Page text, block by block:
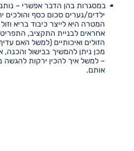
במסגרות בהן הדבר אפשרי –
ילדים/נערים סכום כסף והולכים
המטרה היא לייצר כיבוד בריא
אחראים לבניית התקציב,
הזולים ואיכותיים (למשל האם
מכן ניתן להמשיך בבישול והכנה,
– למשל איך להכין ירקות להגשה
אותם.